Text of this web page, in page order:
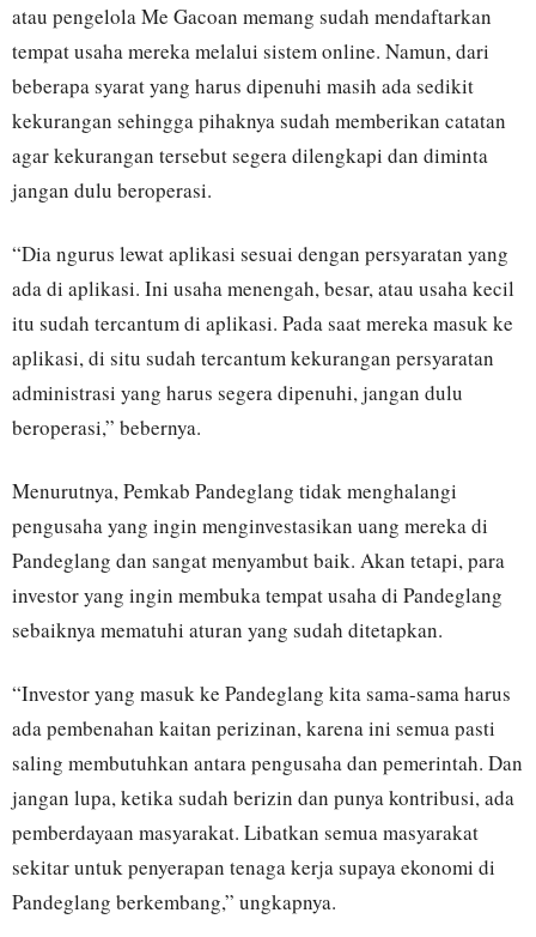
atau pengelola Me Gacoan memang sudah mendaftarkan
tempat usaha mereka melalui sistem online. Namun, dari
beberapa syarat yang harus dipenuhi masih ada sedikit
kekurangan sehingga pihaknya sudah memberikan catatan
agar kekurangan tersebut segera dilengkapi dan diminta
jangan dulu beroperasi.
“Dia ngurus lewat aplikasi sesuai dengan persyaratan yang
ada di aplikasi. Ini usaha menengah, besar, atau usaha kecil
itu sudah tercantum di aplikasi. Pada saat mereka masuk ke
aplikasi, di situ sudah tercantum kekurangan persyaratan
administrasi yang harus segera dipenuhi, jangan dulu
beroperasi,” bebernya.
Menurutnya, Pemkab Pandeglang tidak menghalangi
pengusaha yang ingin menginvestasikan uang mereka di
Pandeglang dan sangat menyambut baik. Akan tetapi, para
investor yang ingin membuka tempat usaha di Pandeglang
sebaiknya mematuhi aturan yang sudah ditetapkan.
“Investor yang masuk ke Pandeglang kita sama-sama harus
ada pembenahan kaitan perizinan, karena ini semua pasti
saling membutuhkan antara pengusaha dan pemerintah. Dan
jangan lupa, ketika sudah berizin dan punya kontribusi, ada
pemberdayaan masyarakat. Libatkan semua masyarakat
sekitar untuk penyerapan tenaga kerja supaya ekonomi di
Pandeglang berkembang,” ungkapnya.